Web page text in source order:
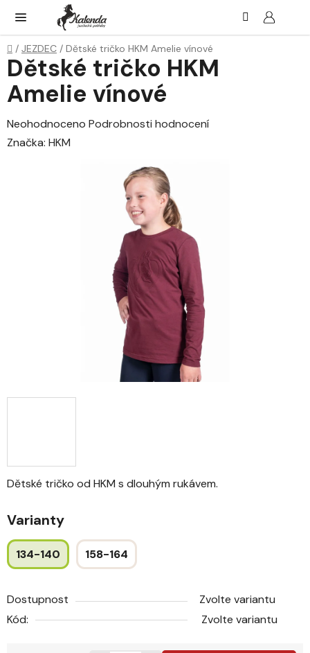
obsah
Domů
/ JEZDEC / Dětské tričko HKM Amelie vínové
Dětské tričko od HKM s dlouhým rukávem.
Varianty
134-140 158-164
Dostupnost
Zvolte variantu
Kód:
Zvolte variantu
Dětské tričko HKM
Amelie vínové
Průměrné
hodnocení
Neohodnoceno Podrobnosti hodnocení
Značka: HKM